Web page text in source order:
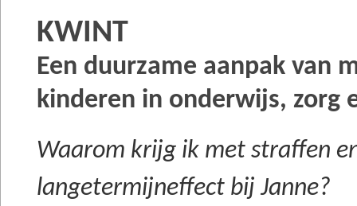
KWINT
Een duurzame aanpak van
kinderen in onderwijs, zorg
Waarom krijg ik met straffen
langetermijneffect bij Janne?